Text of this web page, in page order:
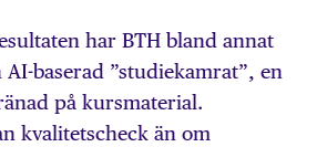
har BTH bland annat
AI-baserad ”studiekamrat”, en
på kursmaterial.
kvalitetscheck än om